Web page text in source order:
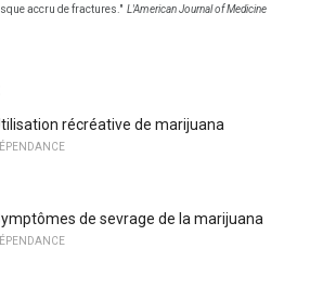
accru de fractures." L'American Journal of Medicine
récréative de marijuana
de sevrage de la marijuana